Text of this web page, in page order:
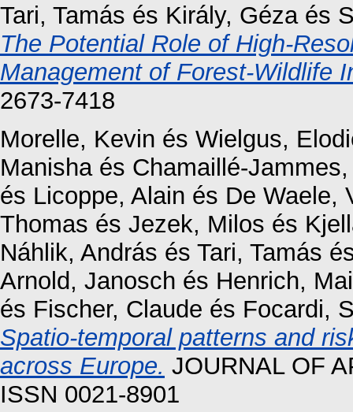
Tari, Tamás és Király, Gézaés
The Potential Role of High-
Management of Forest-Wildlife
2673-7418
Morelle, Kevin és Wielgus,
Manishaés
és Licoppe, Alain és De Waele,
Thomas és Jezek, Milos és
Náhlik, András és Tari, Tamás
Arnold, Janosch és Henrich,
és Fischer, Claude és Focardi,
Spatio‐temporal patterns and
across Europe. JOURNAL OF
ISSN 0021-8901